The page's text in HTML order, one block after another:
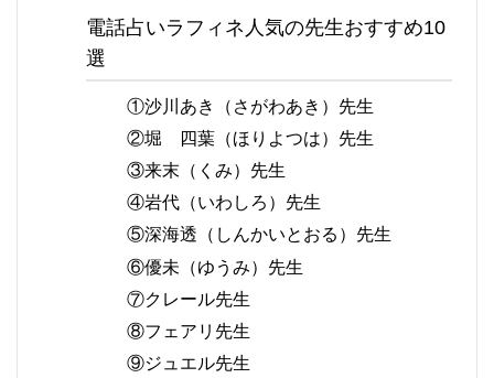
電話占いラフィネ人気の先生おすすめ10
選
①沙川あき（さがわあき）先生
②堀 四葉（ほりよつは）先生
③来末（くみ）先生
④岩代（いわしろ）先生
⑤深海透（しんかいとおる）先生
⑥優未（ゆうみ）先生
⑦クレール先生
⑧フェアリ先生
⑨ジュエル先生